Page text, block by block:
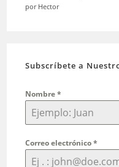
por Hector
Subscríbete a
Nombre*
Correo electrónico*